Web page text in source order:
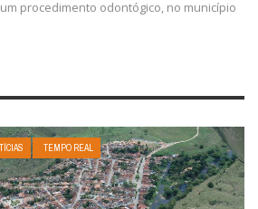
procedimento odontógico, no município
TEMPO REAL